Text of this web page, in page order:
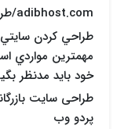
adibhost.com/طراحي-سايت-بازرگاني/
طراحي کردن
مهمترين مواردي
خود بايد مدنظر
طراحی سایت
پردو وب